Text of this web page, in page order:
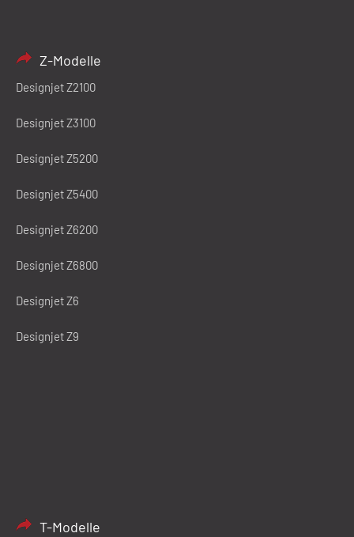
Z-Modelle
Designjet Z2100
Designjet Z3100
Designjet Z5200
Designjet Z5400
Designjet Z6200
Designjet Z6800
Designjet Z6
Designjet Z9
T-Modelle